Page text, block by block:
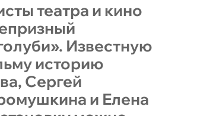
театра и кино
Известную
историю
Сергей
и Елена